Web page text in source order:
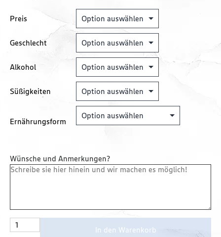
Preis
Geschlecht
Alkohol
Süßigkeiten
Ernährungsform
Wünsche und Anmerkungen?
In den Warenkorb